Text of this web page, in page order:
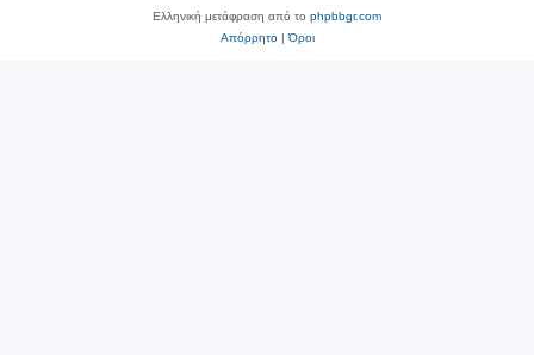
Ελληνική μετάφραση από το phpbbgr.com
Απόρρητο|Όροι